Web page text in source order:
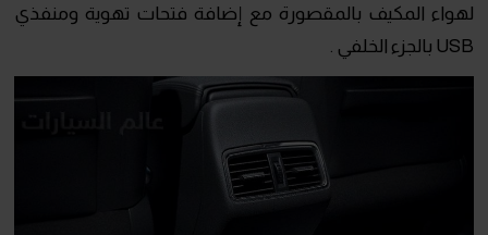
لهواء المكيف بالمقصورة مع إضافة فتحات تهوية ومنفذي
USB بالجزء الخلفي .